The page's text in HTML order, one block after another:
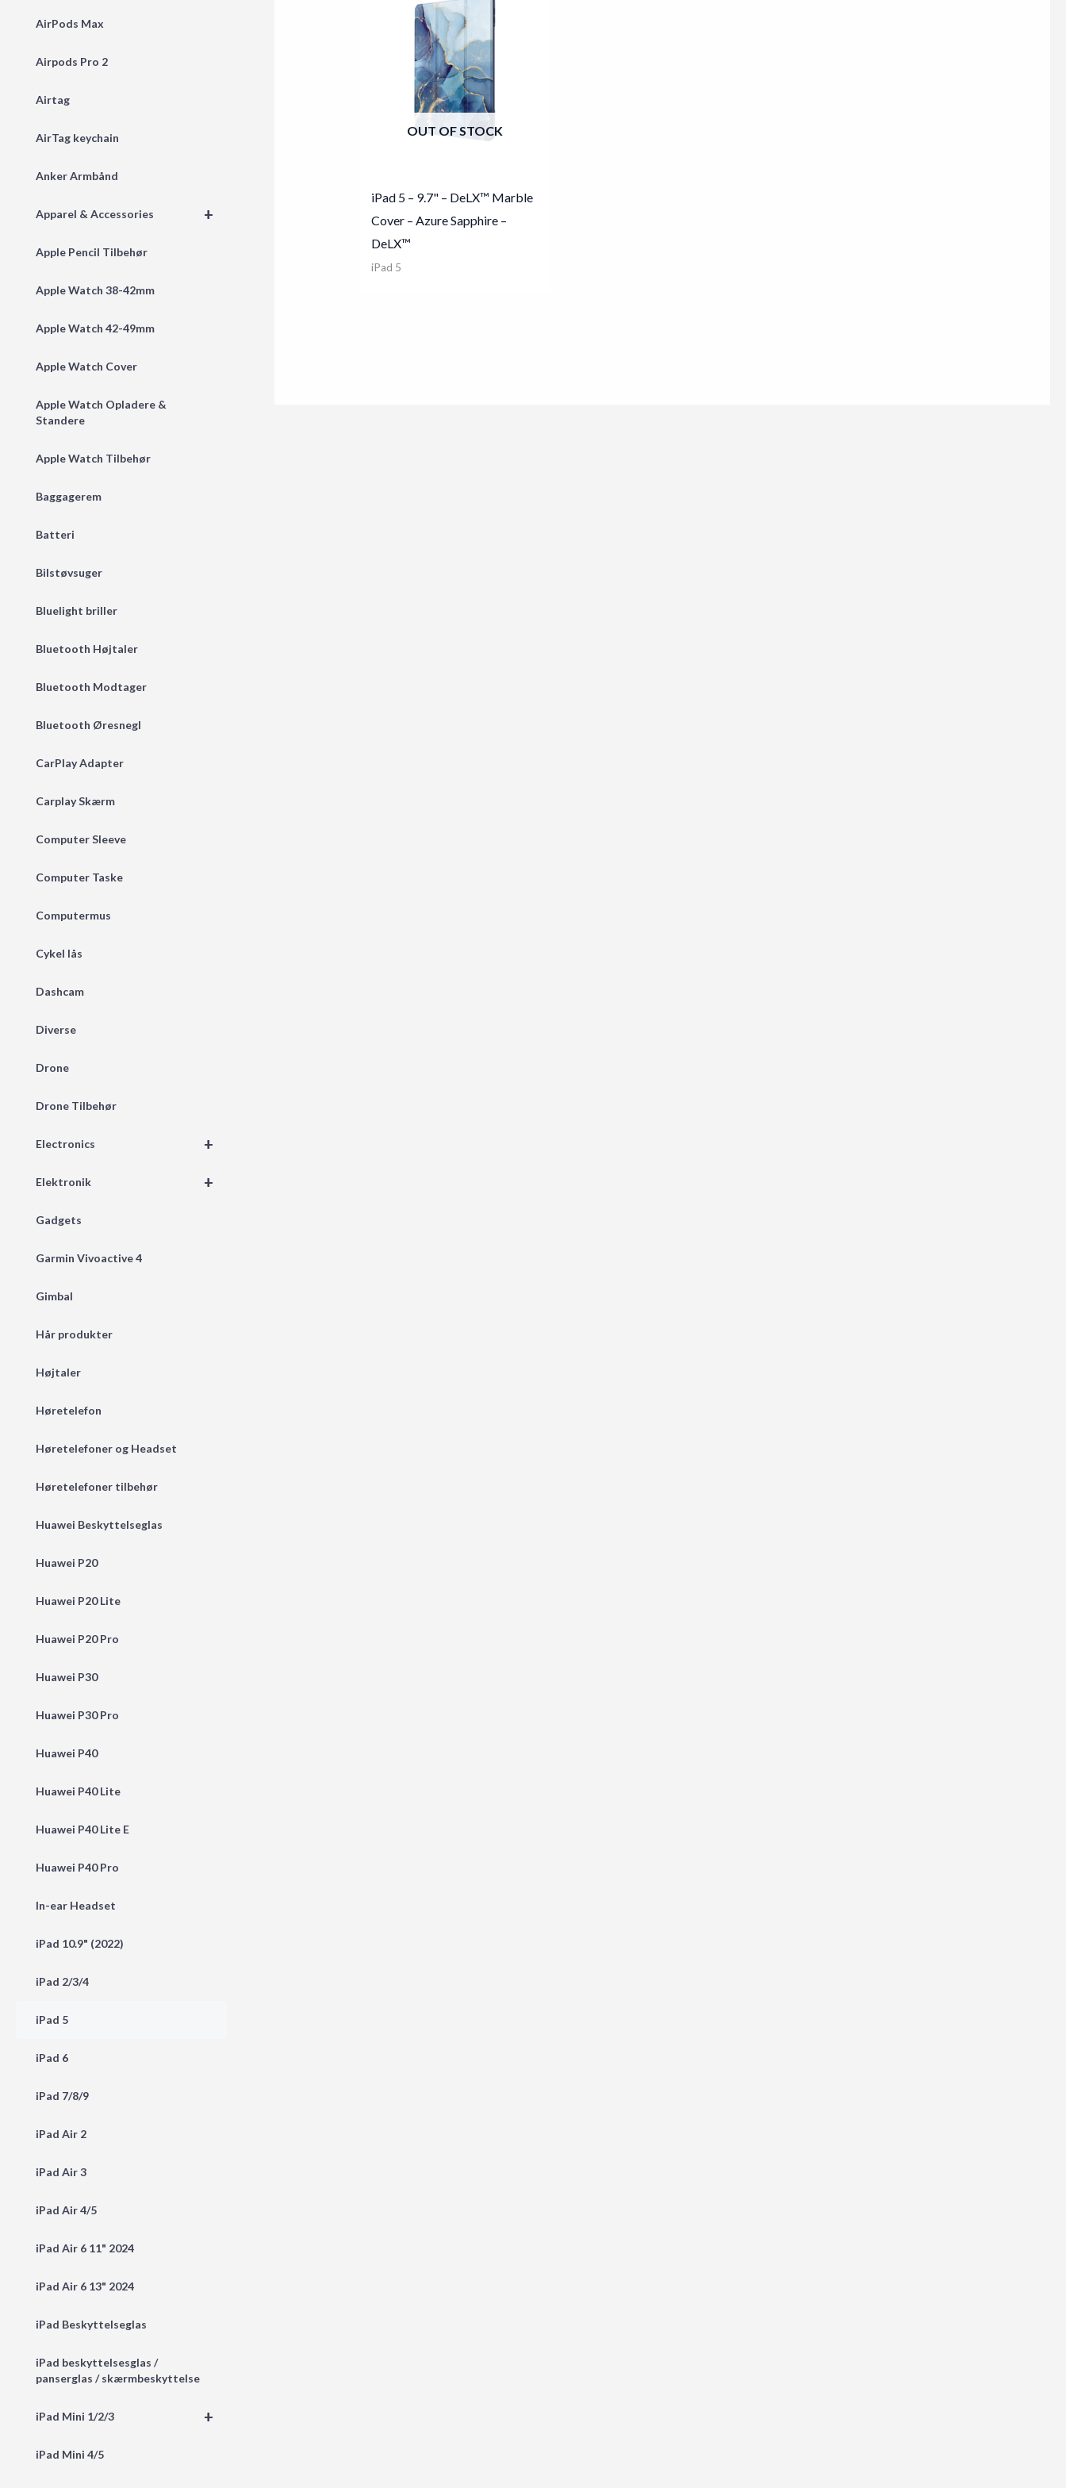
AirPods Max
Airpods Pro 2
Airtag
AirTag keychain
Anker Armbånd
+
Apparel & Accessories
Apple Pencil Tilbehør
Apple Watch 38-42mm
Apple Watch 42-49mm
Apple Watch Cover
Apple Watch Opladere &
Standere
Apple Watch Tilbehør
Baggagerem
Batteri
Bilstøvsuger
Bluelight briller
Bluetooth Højtaler
Bluetooth Modtager
Bluetooth Øresnegl
CarPlay Adapter
Carplay Skærm
Computer Sleeve
Computer Taske
Computermus
Cykel lås
Dashcam
Diverse
Drone
Drone Tilbehør
+
Electronics
+
Elektronik
Gadgets
Garmin Vivoactive 4
Gimbal
Hår produkter
Højtaler
Høretelefon
Høretelefoner og Headset
Høretelefoner tilbehør
Huawei Beskyttelseglas
Huawei P20
Huawei P20 Lite
Huawei P20 Pro
Huawei P30
Huawei P30 Pro
Huawei P40
Huawei P40 Lite
Huawei P40 Lite E
Huawei P40 Pro
In-ear Headset
iPad 10.9" (2022)
iPad 2/3/4
iPad 5
iPad 6
iPad 7/8/9
iPad Air 2
iPad Air 3
iPad Air 4/5
iPad Air 6 11" 2024
iPad Air 6 13" 2024
iPad Beskyttelseglas
iPad beskyttelsesglas /
panserglas / skærmbeskyttelse
+
iPad Mini 1/2/3
iPad Mini 4/5
OUT OF STOCK
iPad 5 – 9.7" – DeLX™ Marble
Cover – Azure Sapphire –
DeLX™
iPad 5